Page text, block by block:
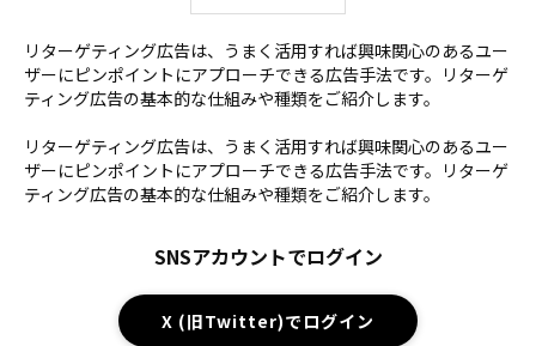
リターゲティング広告は、うまく活用すれば興味関心のあるユー
ザーにピンポイントにアプローチできる広告手法です。リターゲ
ティング広告の基本的な仕組みや種類をご紹介します。
リターゲティング広告は、うまく活用すれば興味関心のあるユー
ザーにピンポイントにアプローチできる広告手法です。リターゲ
ティング広告の基本的な仕組みや種類をご紹介します。
SNSアカウントでログイン
X (旧Twitter)でログイン